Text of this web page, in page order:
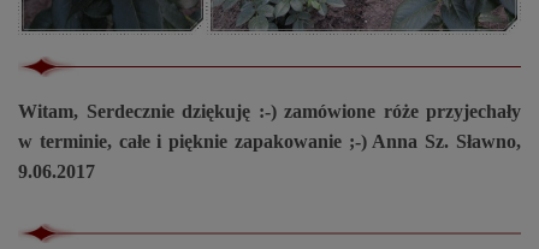
Witam, Serdecznie dziękuję :-) zamówione róże przyjechały
w terminie, całe i pięknie zapakowanie ;-) Anna Sz. Sławno,
9.06.2017